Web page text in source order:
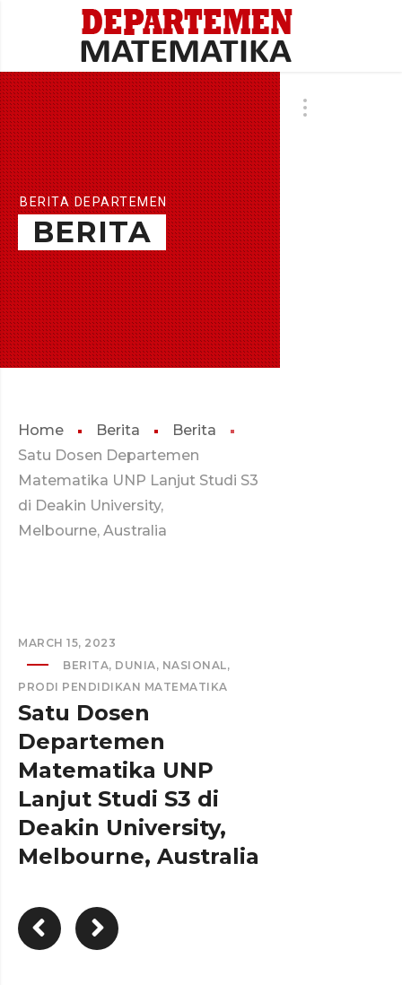
BERITA DEPARTEMEN
BERITA
Home Berita
Berita
Satu Dosen Departemen
Matematika UNP Lanjut Studi S3
di Deakin University,
Melbourne, Australia
MARCH 15, 2023
BERITA, DUNIA, NASIONAL,
PRODI PENDIDIKAN MATEMATIKA
Satu Dosen
Departemen
Matematika UNP
Lanjut Studi S3 di
Deakin University,
Melbourne, Australia